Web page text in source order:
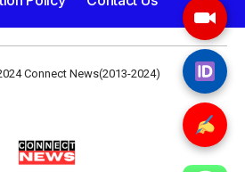
Connect News(2013-2024)